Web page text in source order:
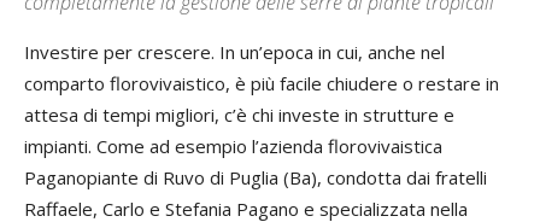
Investire per crescere. In un’epoca in cui, anche nel
comparto florovivaistico, è più facile chiudere o restare in
attesa di tempi migliori, c’è chi investe in strutture e
impianti. Come ad esempio l’azienda florovivaistica
Paganopiante di Ruvo di Puglia (Ba), condotta dai fratelli
Raffaele, Carlo e Stefania Pagano e specializzata nella